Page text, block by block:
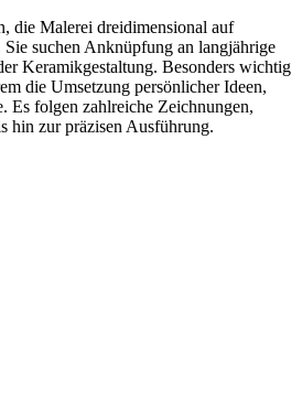
die Malerei dreidimensional auf
suchen Anknüpfung an langjährige
Keramikgestaltung. Besonders wichtig
die Umsetzung persönlicher Ideen,
Es folgen zahlreiche Zeichnungen,
hin zur präzisen Ausführung.